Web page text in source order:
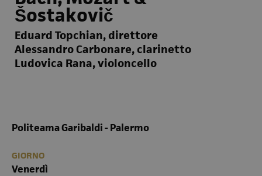
Šostakovič
Eduard Topchian, direttore
Alessandro Carbonare, clarinetto
Ludovica Rana, violoncello
Politeama Garibaldi - Palermo
GIORNO
Venerdì